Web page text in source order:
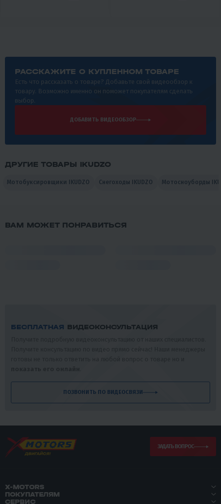
РАССКАЖИТЕ О КУПЛЕННОМ ТОВАРЕ
Есть что рассказать о товаре? Добавьте свой видеообзор к
товару. Возможно именно он поможет покупателям сделать
выбор.
ДОБАВИТЬ ВИДЕООБЗОР
ДРУГИЕ ТОВАРЫ IKUDZO
Мотобуксировщики IKUDZO Снегоходы IKUDZO Мотосноуборды
ВАМ МОЖЕТ ПОНРАВИТЬСЯ
БЕСПЛАТНАЯ ВИДЕОКОНСУЛЬТАЦИЯ
ПОЗВОНИТЬ ПО ВИДЕОСВЯЗИ
ЗАДАТЬ ВОПРОС
X-MOTORS
ПОКУПАТЕЛЯМ
СЕРВИС